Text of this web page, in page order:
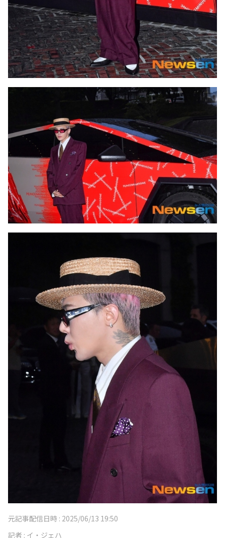
元記事配信日時 : 2025/06/13 19:50
記者 : イ・ジェハ